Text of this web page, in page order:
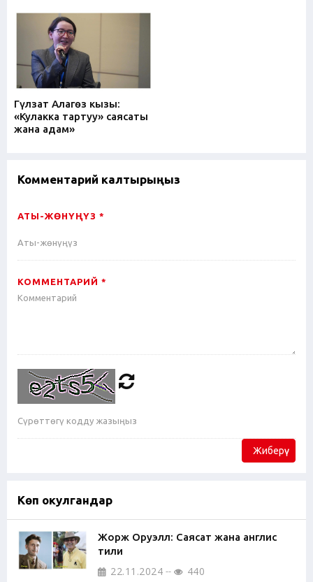
Гүлзат Алагѳз кызы:
«Кулакка тартуу» саясаты
жана адам»
Комментарий калтырыңыз
АТЫ-ЖӨНҮҢҮЗ *
КОММЕНТАРИЙ *
Жиберүү
Көп окулгандар
Жорж Оруэлл: Саясат жана англис
тили
22.11.2024 440